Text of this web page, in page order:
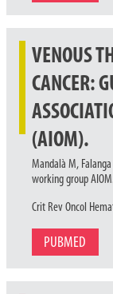
VENOUS
CANCER:
(AIOM).
Mandalà M,
working group
Crit Rev Oncol
PUBMED